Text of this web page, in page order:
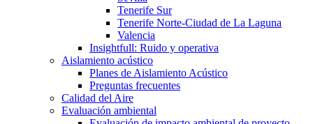
Tenerife Sur
Tenerife Norte-Ciudad de La Laguna
Valencia
Insightfull: Ruido y operativa
Aislamiento acústico
Planes de Aislamiento Acústico
Preguntas frecuentes
Calidad del Aire
Evaluación ambiental